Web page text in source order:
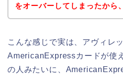
をオーバーしてしまったから
こんな感じで実は、アヴィレ
AmericanExpressカードが使
の人みたいに、